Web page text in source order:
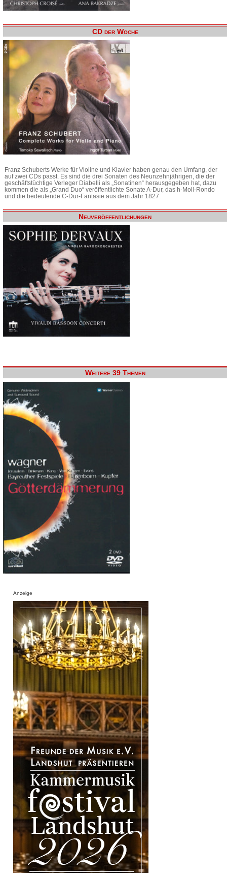
CD der Woche
Franz Schuberts Werke für Violine und Klavier haben genau den Umfang, der
auf zwei CDs passt. Es sind die drei Sonaten des Neunzehnjährigen, die der
geschäftstüchtige Verleger Diabelli als „Sonatinen“ herausgegeben hat, dazu
kommen die als „Grand Duo“ veröffentlichte Sonate A-Dur, das h-Moll-Rondo
und die bedeutende C-Dur-Fantasie aus dem Jahr 1827.
Neuveröffentlichungen
Weitere 39 Themen
Anzeige